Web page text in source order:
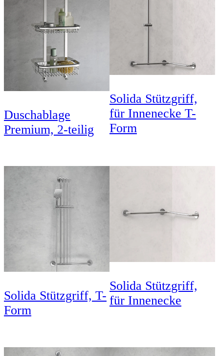
Duschablage
Premium, 2-teilig
Solida Stützgriff,
für Innenecke T-
Form
Solida Stützgriff, T-
Form
Solida Stützgriff,
für Innenecke